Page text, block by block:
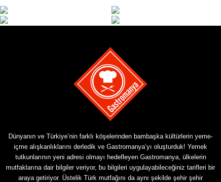
Dünyanın ve Türkiye’nin farklı köşelerinden bambaşka kültürlerin yeme-
içme alışkanlıklarını derledik ve Gastromanya’yı oluşturduk! Yemek
tutkunlarının yeni adresi olmayı hedefleyen Gastromanya, ülkelerin
mutfaklarına dair bilgiler veriyor, bu bilgileri uygulayabileceğiniz tarifleri bir
araya getiriyor. Üstelik Türk mutfağını da aynı şekilde şehir şehir